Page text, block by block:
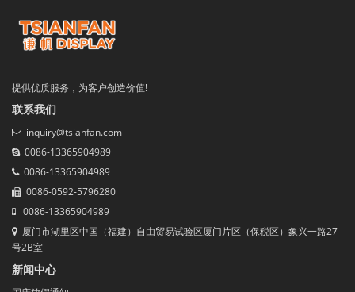
提供优质服务，为客户创造价值!
联系我们
inquiry@tsianfan.com
0086-13365904989
0086-13365904989
0086-0592-5796280
0086-13365904989
厦门市湖里区中国（福建）自由贸易试验区厦门片区（保税区）象兴一路27
号2B室
新闻中心